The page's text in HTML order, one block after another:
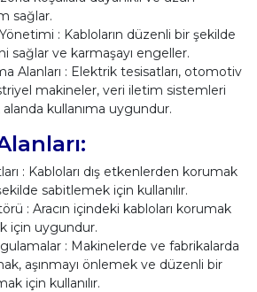
sağlar.
: Kabloların düzenli bir şekilde
sağlar ve karmaşayı engeller.
Alanları : Elektrik tesisatları, otomotiv
makineler, veri iletim sistemleri
kullanıma uygundur.
: Kabloları dış etkenlerden korumak
sabitlemek için kullanılır.
: Aracın içindeki kabloları korumak
için uygundur.
: Makinelerde ve fabrikalarda
aşınmayı önlemek ve düzenli bir
için kullanılır.